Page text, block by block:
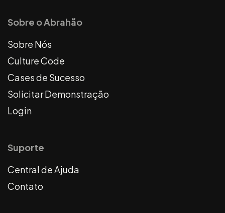
Sobre o Abrahão
Sobre Nós
Culture Code
Cases de Sucesso
Solicitar Demonstração
Login
Suporte
Central de Ajuda
Contato